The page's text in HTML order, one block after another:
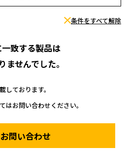
条件をすべて解除
致する製品は
ませんでした。
しております。
はお問い合わせください。
お問い合わせ